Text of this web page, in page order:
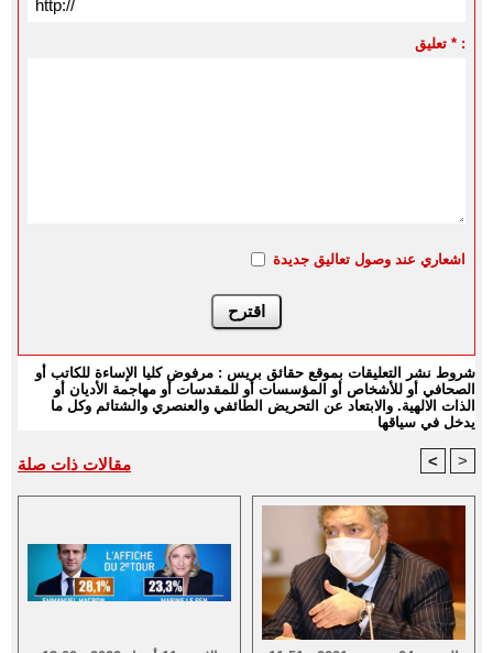
تعليق * :
اشعاري عند وصول تعاليق جديدة
شروط نشر التعليقات بموقع حقائق بريس : مرفوض كليا الإساءة للكاتب أو
الصحافي أو للأشخاص أو المؤسسات أو للمقدسات أو مهاجمة الأديان أو
الذات الالهية. والابتعاد عن التحريض الطائفي والعنصري والشتائم وكل ما
يدخل في سياقها
مقالات ذات صلة < >